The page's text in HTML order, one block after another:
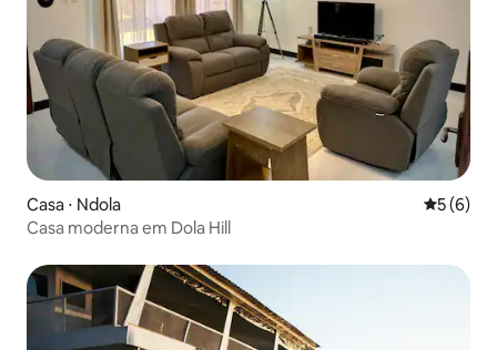
Casa ⋅ Ndola 5 de
5 (6)
Casa moderna em Dola Hill